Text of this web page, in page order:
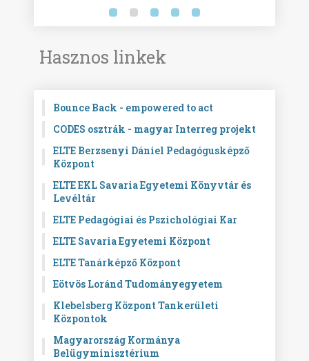
Hasznos linkek
Bounce Back - empowered to act
CODES osztrák - magyar Interreg projekt
ELTE Berzsenyi Dániel Pedagógusképző
Központ
ELTE EKL Savaria Egyetemi Könyvtár és
Levéltár
ELTE Pedagógiai és Pszichológiai Kar
ELTE Savaria Egyetemi Központ
ELTE Tanárképző Központ
Eötvös Loránd Tudományegyetem
Klebelsberg Központ Tankerületi
Központok
Magyarország Kormánya
Belügyminisztérium